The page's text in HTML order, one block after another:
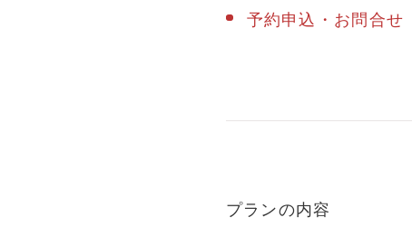
予約申込・お問合せ
プランの内容